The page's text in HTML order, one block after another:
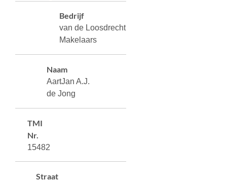
Bedrijf
van de Loosdrecht
Makelaars
Naam
AartJan A.J.
de Jong
TMI
Nr.
15482
Straat